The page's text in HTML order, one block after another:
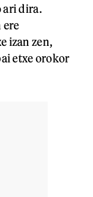
ari dira.
ere
izan zen,
etxe orokor